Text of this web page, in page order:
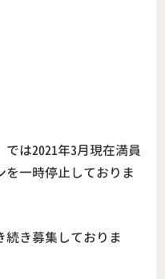
は2021年3月現在満員
を一時停止しておりま
き募集しておりま